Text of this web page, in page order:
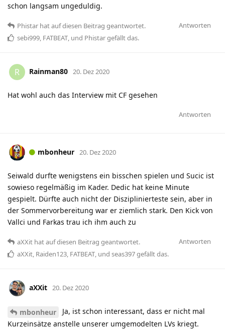
schon langsam ungeduldig.
Antworten
Phistar hatauf diesen Beitrag geantwortet.
sebi999, FATBEAT, und Phistargefällt das.
R Rainman80 20. Dez 2020
Hat wohl auch das Interview mit CF gesehen
Antworten
mbonheur 20. Dez 2020
Seiwald durfte wenigstens ein bisschen spielen und Sucic ist
sowieso regelmäßig im Kader. Dedic hat keine Minute
gespielt. Dürfte auch nicht der Disziplinierteste sein, aber in
der Sommervorbereitung war er ziemlich stark. Den Kick von
Vallci und Farkas trau ich ihm auch zu
Antworten
aXXit hatauf diesen Beitrag geantwortet.
aXXit, Raiden123, FATBEAT, und seas397gefällt das.
aXXit 20. Dez 2020
mbonheur
Ja, ist schon interessant, dass er nicht mal
Kurzeinsätze anstelle unserer umgemodelten LVs kriegt.